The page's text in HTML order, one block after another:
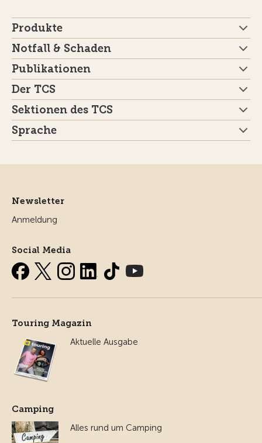
Produkte
Notfall & Schaden
Publikationen
Der TCS
Sektionen des TCS
Sprache
Newsletter
Anmeldung
Social Media
Touring Magazin
Aktuelle Ausgabe
Camping
Alles rund um Camping